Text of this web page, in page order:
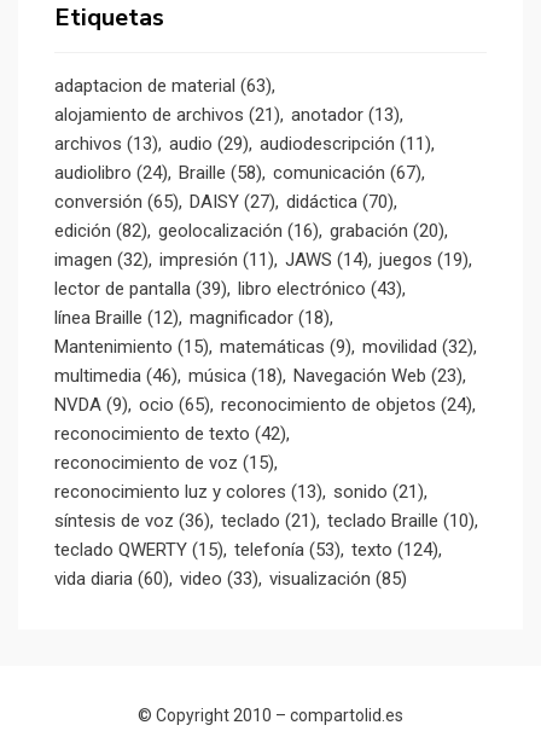
Etiquetas
adaptacion de material (63)
alojamiento de archivos (21) anotador (13)
archivos (13) audio (29) audiodescripción (11)
audiolibro (24) Braille (58) comunicación (67)
conversión (65) DAISY (27) didáctica (70)
edición (82) geolocalización (16) grabación (20)
imagen (32) impresión (11) JAWS (14) juegos (19)
lector de pantalla (39) libro electrónico (43)
línea Braille (12) magnificador (18)
Mantenimiento (15) matemáticas (9) movilidad (32)
multimedia (46) música (18) Navegación Web (23)
NVDA (9) ocio (65) reconocimiento de objetos (24)
reconocimiento de texto (42)
reconocimiento de voz (15)
reconocimiento luz y colores (13) sonido (21)
síntesis de voz (36) teclado (21) teclado Braille (10)
teclado QWERTY (15) telefonía (53) texto (124)
vida diaria (60) video (33) visualización (85)
© Copyright 2010 – compartolid.es